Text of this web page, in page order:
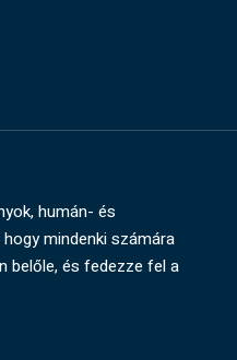
humán- és
mindenki számára
belőle, és fedezze fel a